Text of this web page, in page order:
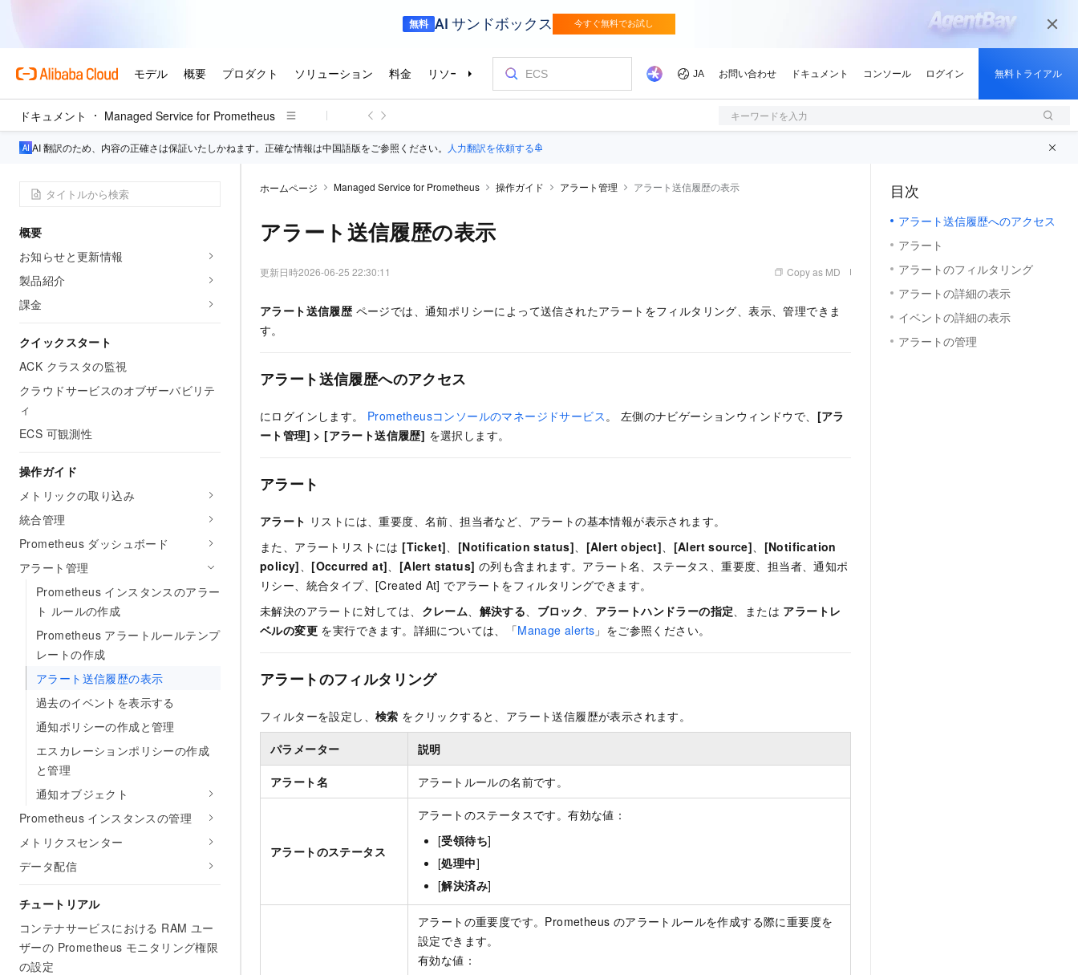
ドキュメント Managed Service for Prometheus キーワードを入力
AI 翻訳のため、内容の正確さは保証いたしかねます。正確な情報は中国語版をご参照ください。 人力翻訳を依頼する
概要
お知らせと更新情報
製品紹介
課金
クイックスタート
ACK クラスタの監視
クラウドサービスのオブザーバビリテ
ィ
ECS 可観測性
操作ガイド
メトリックの取り込み
統合管理
Prometheus ダッシュボード
アラート管理
Prometheus インスタンスのアラー
ト ルールの作成
Prometheus アラートルールテンプ
レートの作成
アラート送信履歴の表示
過去のイベントを表示する
通知ポリシーの作成と管理
エスカレーションポリシーの作成
と管理
通知オブジェクト
Prometheus インスタンスの管理
メトリクスセンター
データ配信
チュートリアル
コンテナサービスにおける RAM ユー
ザーの Prometheus モニタリング権限
の設定
ホームページ Managed Service for Prometheus 操作ガイド アラート管理 アラート送信履歴の表示
アラート送信履歴の表示
更新日時2026-06-25 22:30:11 Copy as MD
アラート送信履歴 ページでは、通知ポリシーによって送信されたアラートをフィルタリング、表示、管理できま
す。
アラート送信履歴へのアクセス
にログインします。 Prometheusコンソールのマネージドサービス。 左側のナビゲーションウィンドウで、 [アラ
ート管理] > [アラート送信履歴] を選択します。
アラート
アラート リストには、重要度、名前、担当者など、アラートの基本情報が表示されます。
また、アラートリストには [Ticket]、 [Notification status]、 [Alert object]、 [Alert source]、 [Notification
policy]、 [Occurred at]、 [Alert status] の列も含まれます。アラート名、ステータス、重要度、担当者、通知ポ
リシー、統合タイプ、[Created At] でアラートをフィルタリングできます。
未解決のアラートに対しては、 クレーム、 解決する、 ブロック、 アラートハンドラーの指定、または アラートレ
ベルの変更 を実行できます。詳細については、「Manage alerts 」をご参照ください。
アラートのフィルタリング
フィルターを設定し、 検索 をクリックすると、アラート送信履歴が表示されます。
パラメーター 説明
アラート名 アラートルールの名前です。
アラートのステータス
アラートのステータスです。有効な値：
[受領待ち]
[処理中]
[解決済み]
アラートの重要度です。Prometheus のアラートルールを作成する際に重要度を
設定できます。
有効な値：
目次
アラート送信履歴へのアクセス
アラート
アラートのフィルタリング
アラートの詳細の表示
イベントの詳細の表示
アラートの管理